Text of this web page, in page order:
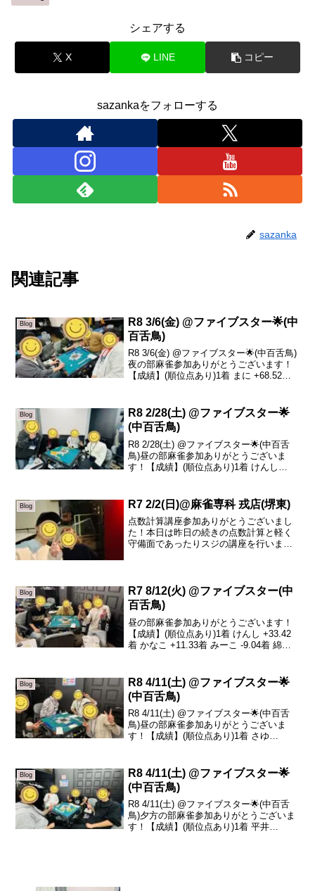
シェアする
X LINE コピー
sazankaをフォローする
sazanka
関連記事
Blog
R8 3/6(金) @ファイブスター🌟(中
百舌鳥)
R8 3/6(金) @ファイブスター🌟(中百舌鳥)
夜の部麻雀参加ありがとうございます！
【成績】(順位点あり)1着 まに +68.52着
んです...
Blog
R8 2/28(土) @ファイブスター🌟
(中百舌鳥)
R8 2/28(土) @ファイブスター🌟(中百舌
鳥)昼の部麻雀参加ありがとうございま
す！【成績】(順位点あり)1着 けんし
ップはけん...
Blog R7 2/2(日)@麻雀専科 戎店(堺東)
点数計算講座参加ありがとうございまし
た！本日は昨日の続きの点数計算と軽く
守備面であったりスジの講座を行いまし
が身に染みてくると自...
Blog
R7 8/12(火) @ファイブスター(中
百舌鳥)
昼の部麻雀参加ありがとうございます！
【成績】(順位点あり)1着 けんし +33.42
着 かなこ +11.33着 みーこ -9.04着 綿木
の女性陣に囲まれてのト...
Blog
R8 4/11(土) @ファイブスター🌟
(中百舌鳥)
R8 4/11(土) @ファイブスター🌟(中百舌
鳥)昼の部麻雀参加ありがとうございま
す！【成績】(順位点あり)1着 さゆ
ルトップ...
Blog
R8 4/11(土) @ファイブスター🌟
(中百舌鳥)
R8 4/11(土) @ファイブスター🌟(中百舌
鳥)夕方の部麻雀参加ありがとうございま
す！【成績】(順位点あり)1着 平井